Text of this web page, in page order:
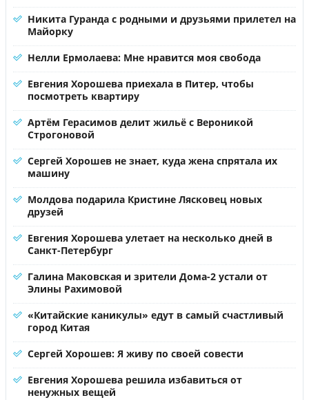
Никита Гуранда с родными и друзьями прилетел на
Майорку
Нелли Ермолаева: Мне нравится моя свобода
Евгения Хорошева приехала в Питер, чтобы
посмотреть квартиру
Артём Герасимов делит жильё с Вероникой
Строгоновой
Сергей Хорошев не знает, куда жена спрятала их
машину
Молдова подарила Кристине Лясковец новых
друзей
Евгения Хорошева улетает на несколько дней в
Санкт-Петербург
Галина Маковская и зрители Дома-2 устали от
Элины Рахимовой
«Китайские каникулы» едут в самый счастливый
город Китая
Сергей Хорошев: Я живу по своей совести
Евгения Хорошева решила избавиться от
ненужных вещей